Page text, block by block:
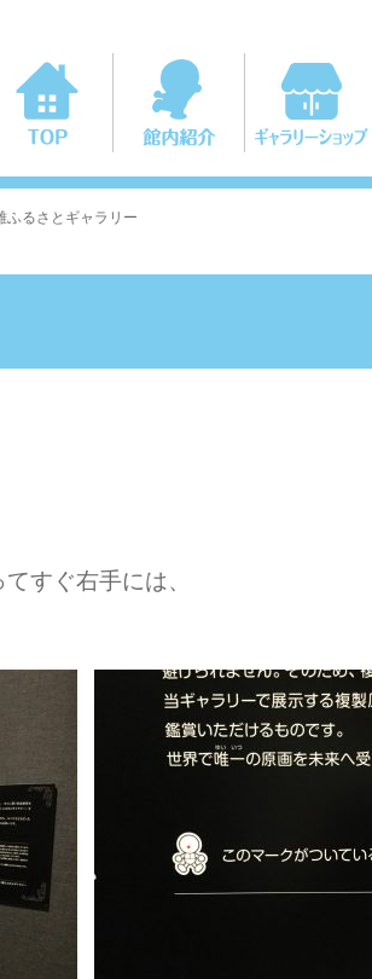
ふるさとギャラリー
すぐ右手には、